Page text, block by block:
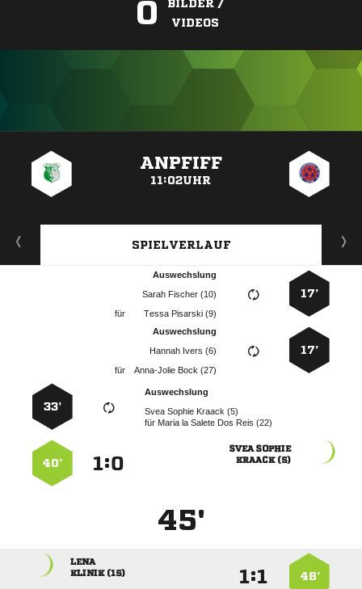
0
BILDER /
VIDEOS
ANPFIFF
11:02UHR
SPIELVERLAUF
17’
Auswechslung
  
für
  
17’
Auswechslung
  
für
  
Auswechslung
   
für      
33’
 
 
:
40’
45'
48’
:

 